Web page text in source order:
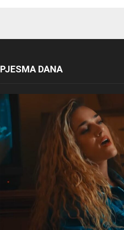
PJESMA DANA